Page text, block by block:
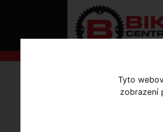
Tyto
zobrazení
KOLA S-WORKS